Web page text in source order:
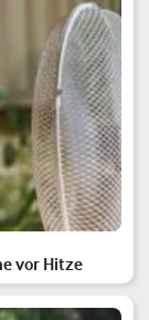
vor Hitze